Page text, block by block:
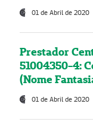
01 de Abril de 2020
Prestador
51004350-4:
(Nome
01 de Abril de 2020